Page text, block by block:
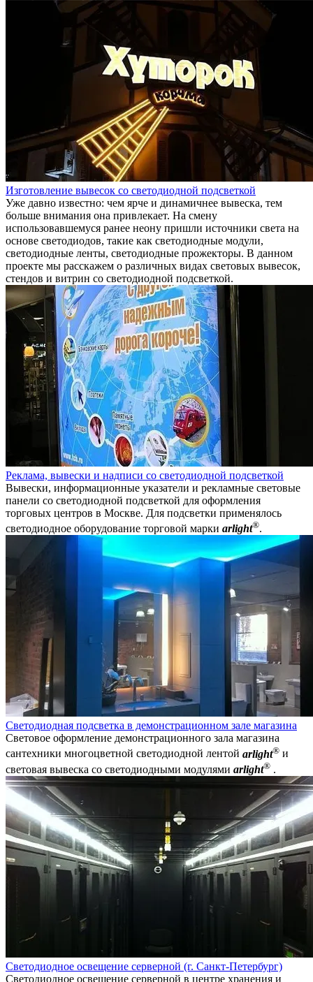
Изготовление вывесок со светодиодной подсветкой
Уже давно известно: чем ярче и динамичнее вывеска, тем
больше внимания она привлекает. На смену
использовавшемуся ранее неону пришли источники света на
основе светодиодов, такие как светодиодные модули,
светодиодные ленты, светодиодные прожекторы. В данном
проекте мы расскажем о различных видах световых вывесок,
стендов и витрин со светодиодной подсветкой.
Реклама, вывески и надписи со светодиодной подсветкой
Вывески, информационные указатели и рекламные световые
панели со светодиодной подсветкой для оформления
торговых центров в Москве. Для подсветки применялось
светодиодное оборудование торговой марки arlight®.
Светодиодная подсветка в демонстрационном зале магазина
Световое оформление демонстрационного зала магазина
сантехники многоцветной светодиодной лентой arlight® и
световая вывеска со светодиодными модулями arlight® .
Светодиодное освещение серверной (г. Санкт-Петербург)
Светодиодное освещение серверной в центре хранения и